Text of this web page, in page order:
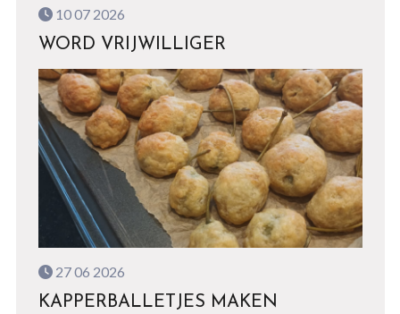
10 07 2026
WORD VRIJWILLIGER
27 06 2026
KAPPERBALLETJES MAKEN